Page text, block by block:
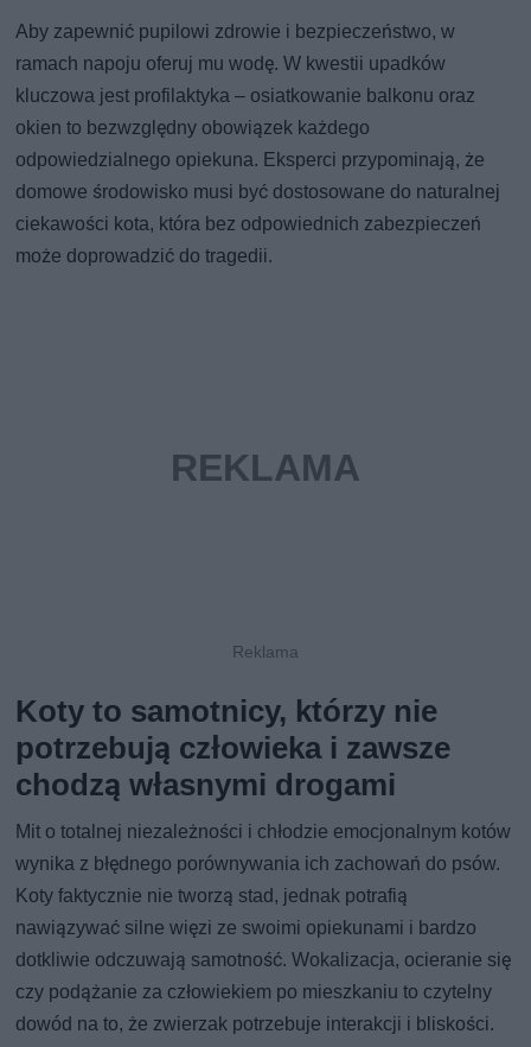
Aby zapewnić pupilowi zdrowie i bezpieczeństwo, w
ramach napoju oferuj mu wodę. W kwestii upadków
kluczowa jest profilaktyka – osiatkowanie balkonu oraz
okien to bezwzględny obowiązek każdego
odpowiedzialnego opiekuna. Eksperci przypominają, że
domowe środowisko musi być dostosowane do naturalnej
ciekawości kota, która bez odpowiednich zabezpieczeń
może doprowadzić do tragedii.
Koty to samotnicy, którzy nie
potrzebują człowieka i zawsze
chodzą własnymi drogami
Mit o totalnej niezależności i chłodzie emocjonalnym kotów
wynika z błędnego porównywania ich zachowań do psów.
Koty faktycznie nie tworzą stad, jednak potrafią
nawiązywać silne więzi ze swoimi opiekunami i bardzo
dotkliwie odczuwają samotność. Wokalizacja, ocieranie się
czy podążanie za człowiekiem po mieszkaniu to czytelny
dowód na to, że zwierzak potrzebuje interakcji i bliskości.